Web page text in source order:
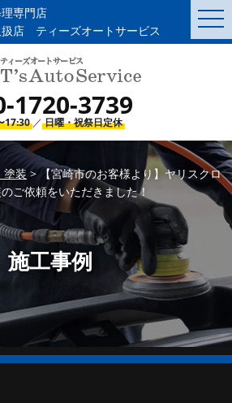
専門店
店 ティーズオートサービス
1720-3739
17:30 ／ 日曜・祝祭日定休
塗装 >【宮崎市のお客様より】ヤリスクロ
ご依頼をいただきました！
施工事例